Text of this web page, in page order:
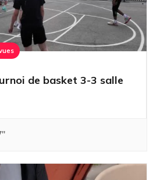
de basket 3-3 salle